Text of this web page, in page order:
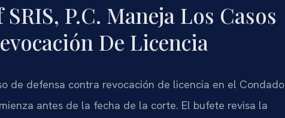
P.C. Maneja Los Casos
De Licencia
de defensa contra revocación de licencia en el Condado
antes de la fecha de la corte. El bufete revisa la